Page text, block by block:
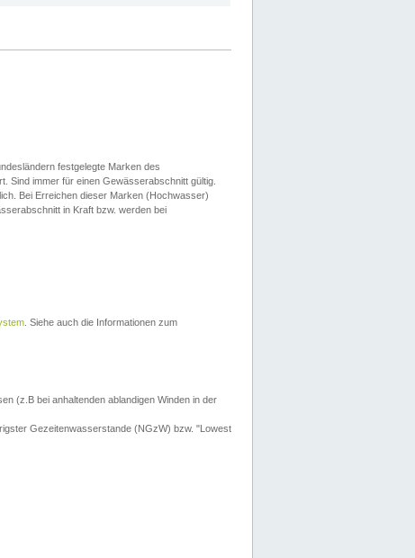
festgelegte Marken des
Sind immer für einen Gewässerabschnitt gültig.
Bei Erreichen dieser Marken (Hochwasser)
in Kraft bzw. werden bei
. Siehe auch die Informationen zum
(z.B bei anhaltenden ablandigen Winden in der
Gezeitenwasserstande (NGzW) bzw. "Lowest